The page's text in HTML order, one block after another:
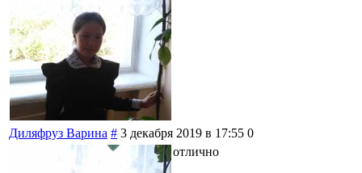
Диляфруз Варина # 3 декабря 2019 в 17:55 0
отлично